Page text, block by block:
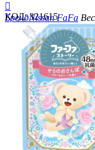

БрендNissan FaFa
измерениямл
КОД: 321615